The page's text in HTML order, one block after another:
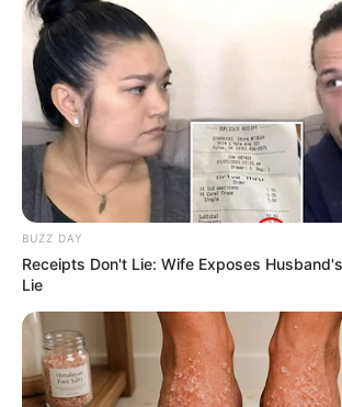
BUZZ DAY
Receipts Don't Lie: Wife Exposes
Lie